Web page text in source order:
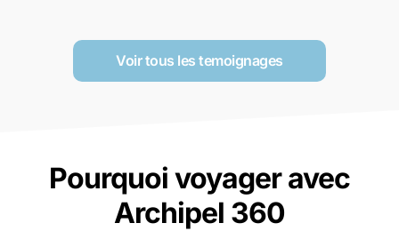
Voir tous les temoignages
Pourquoi voyager avec
Archipel 360